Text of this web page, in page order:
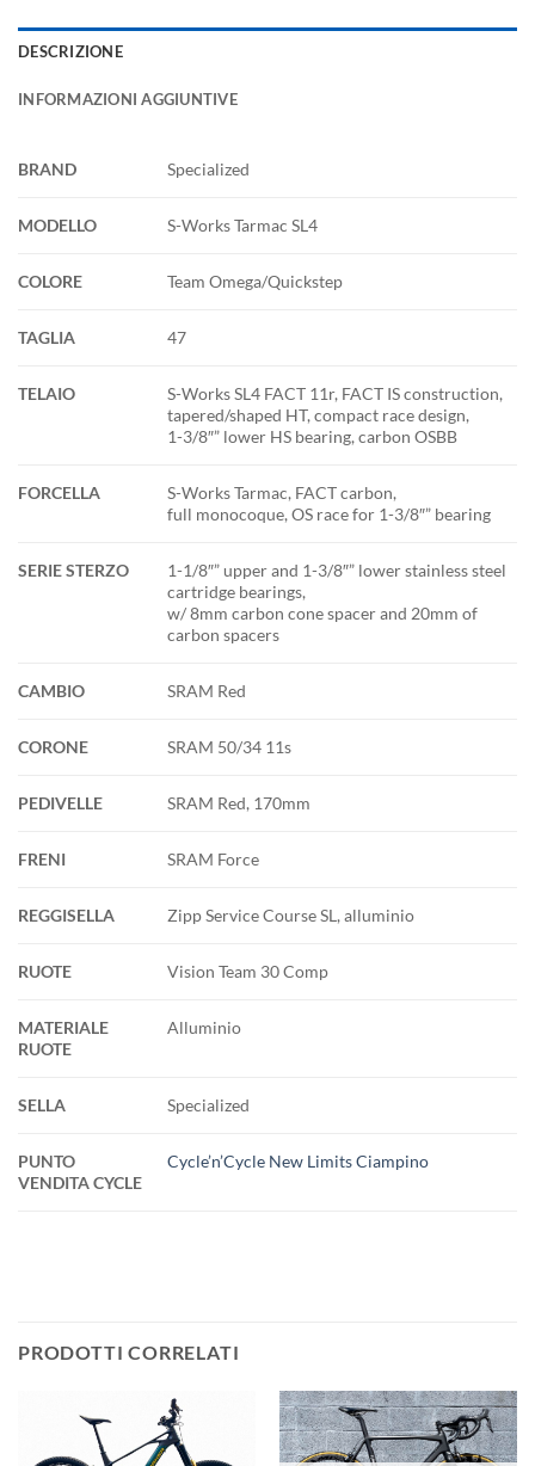
DESCRIZIONE
INFORMAZIONI AGGIUNTIVE
BRAND Specialized
MODELLO S-Works Tarmac SL4
COLORE Team Omega/Quickstep
TAGLIA 47
TELAIO
S-Works SL4 FACT 11r, FACT IS construction,
tapered/shaped HT, compact race design,
1-3/8″” lower HS bearing, carbon OSBB
FORCELLA
S-Works Tarmac, FACT carbon,
full monocoque, OS race for 1-3/8″” bearing
SERIE STERZO
1-1/8″” upper and 1-3/8″” lower stainless steel
cartridge bearings,
w/ 8mm carbon cone spacer and 20mm of
carbon spacers
CAMBIO SRAM Red
CORONE SRAM 50/34 11s
PEDIVELLE SRAM Red, 170mm
FRENI SRAM Force
REGGISELLA Zipp Service Course SL, alluminio
RUOTE Vision Team 30 Comp
MATERIALE
RUOTE
Alluminio
SELLA Specialized
PUNTO
VENDITA CYCLE
Cycle’n’Cycle New Limits Ciampino
PRODOTTI CORRELATI